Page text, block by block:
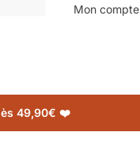
Mon compte
49,90€ ❤️